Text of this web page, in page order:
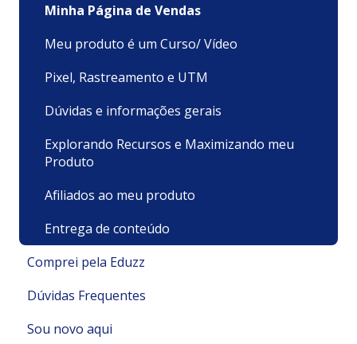
Minha Página de Vendas
Meu produto é um Curso/ Vídeo
Pixel, Rastreamento e UTM
Dúvidas e informações gerais
Explorando Recursos e Maximizando meu
Produto
Afiliados ao meu produto
Entrega de conteúdo
Comprei pela Eduzz
Suporte Técnico
Pagamentos e Faturamento
Dúvidas Frequentes
Pagamento
Sou novo aqui